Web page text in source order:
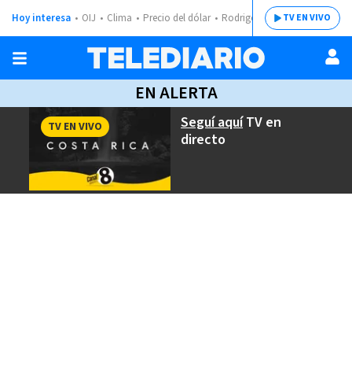
Hoy interesa OIJ Clima Precio del dólar Rodrigo ChavesTV EN VIVO
EN ALERTA
Seguí aquíTV en
directo
TV EN VIVO